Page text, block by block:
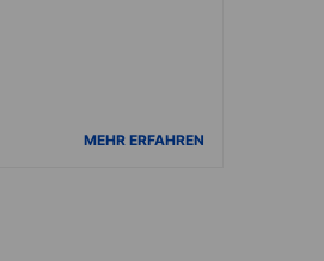
MEHR ERFAHREN